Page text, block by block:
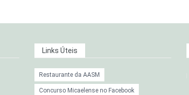
Links Úteis
Restaurante da AASM
Concurso Micaelense no Facebook